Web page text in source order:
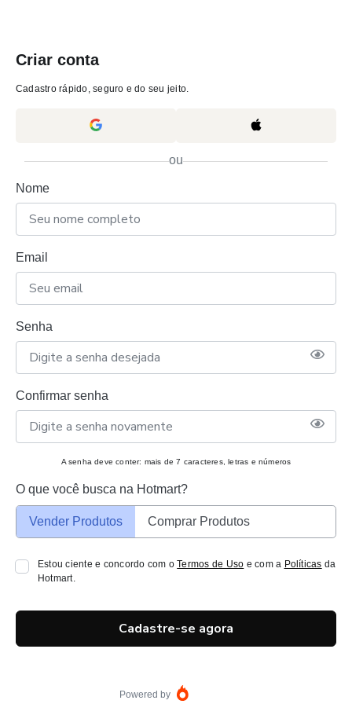
Criar conta
Cadastro rápido, seguro e do seu jeito.
ou
Nome
Email
Senha
Confirmar senha
A senha deve conter: mais de 7 caracteres, letras e números
O que você busca na Hotmart?
Vender Produtos Comprar Produtos
Estou ciente e concordo com oTermos de Uso e com a Políticas da
Hotmart.
Cadastre-se agora
Powered by